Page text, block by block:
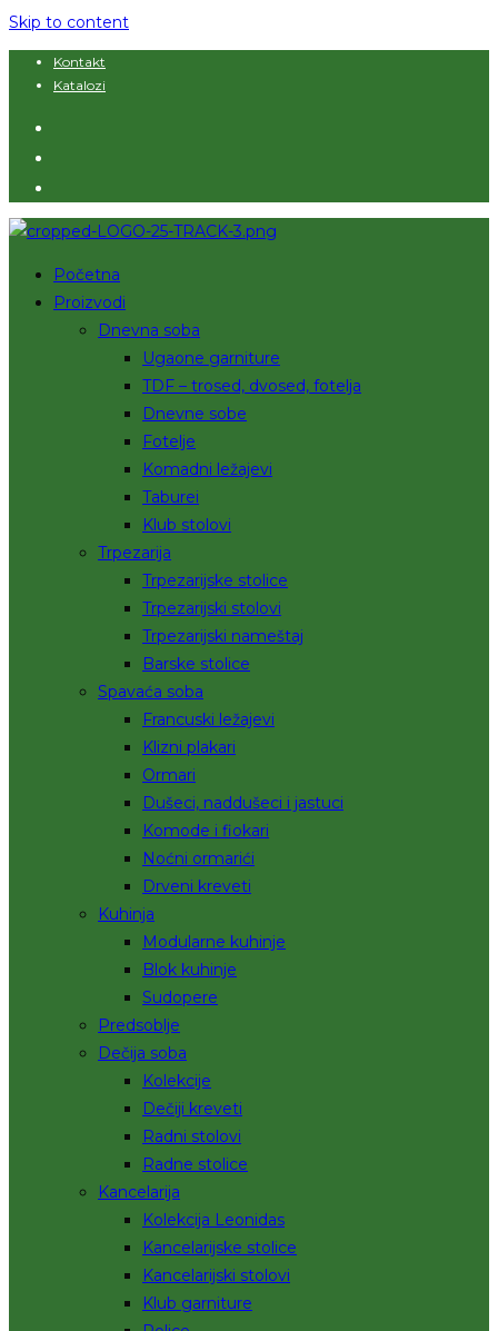
Skip to content
Kontakt
Katalozi
Početna
Proizvodi
Dnevna soba
Ugaone garniture
TDF – trosed, dvosed, fotelja
Dnevne sobe
Fotelje
Komadni ležajevi
Taburei
Klub stolovi
Trpezarija
Trpezarijske stolice
Trpezarijski stolovi
Trpezarijski nameštaj
Barske stolice
Spavaća soba
Francuski ležajevi
Klizni plakari
Ormari
Dušeci, naddušeci i jastuci
Komode i fiokari
Noćni ormarići
Drveni kreveti
Kuhinja
Modularne kuhinje
Blok kuhinje
Sudopere
Predsoblje
Dečija soba
Kolekcije
Dečiji kreveti
Radni stolovi
Radne stolice
Kancelarija
Kolekcija Leonidas
Kancelarijske stolice
Kancelarijski stolovi
Klub garniture